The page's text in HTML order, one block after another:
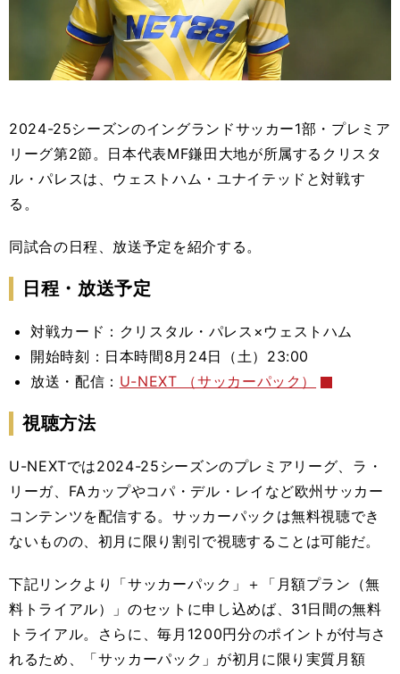
2024-25シーズンのイングランドサッカー1部・プレミア
リーグ第2節。日本代表MF鎌田大地が所属するクリスタ
ル・パレスは、ウェストハム・ユナイテッドと対戦す
る。
同試合の日程、放送予定を紹介する。
日程・放送予定
対戦カード：クリスタル・パレス×ウェストハム
開始時刻：日本時間8月24日（土）23:00
放送・配信： U-NEXT （サッカーパック）
視聴方法
U-NEXTでは2024-25シーズンのプレミアリーグ、 ラ・
リーガ、FAカップやコパ・デル・レイなど欧州サッカー
コンテンツを配信する。サッカーパックは無料視聴でき
ないものの、初月に限り割引で視聴することは可能だ。
下記リンクより
「サッカーパック」＋「月額プラン（無
料トライアル）」のセット に申し込めば、31日間の無料
トライアル。さらに、毎月1200円分のポイントが付与さ
れるため、「サッカーパック」が初月に限り実質月額